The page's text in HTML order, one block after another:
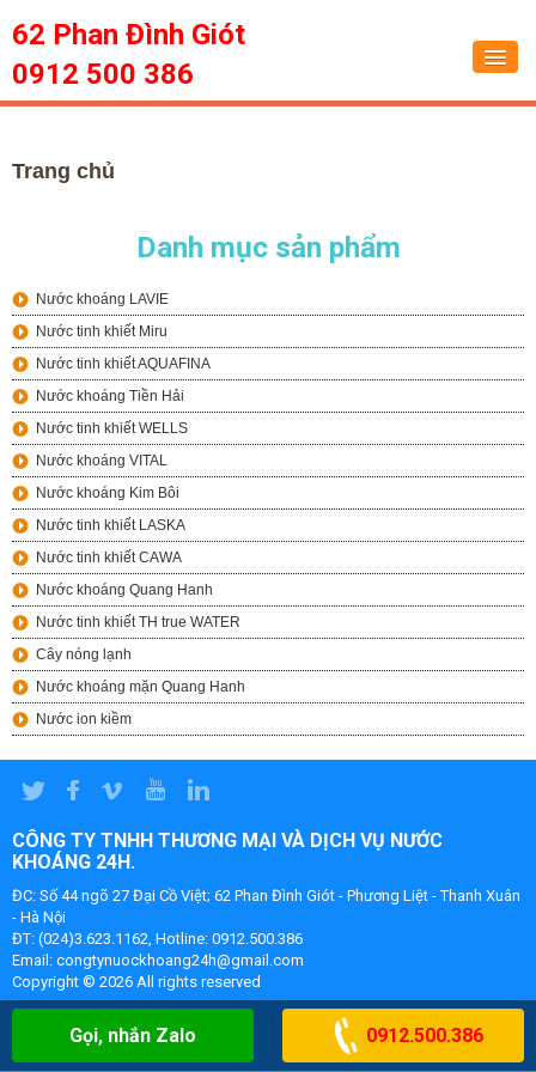
62 Phan Đình Giót
0912 500 386
Hỏi đáp
Trang chủ
Danh mục sản phẩm
Nước khoáng LAVIE
Nước tinh khiết Miru
Nước tinh khiết AQUAFINA
Nước khoáng Tiền Hải
Nước tinh khiết WELLS
Nước khoáng VITAL
Nước khoáng Kim Bôi
Nước tinh khiết LASKA
Nước tinh khiết CAWA
Nước khoáng Quang Hanh
Nước tinh khiết TH true WATER
Cây nóng lạnh
Nước khoáng mặn Quang Hanh
Nước ion kiềm
CÔNG TY TNHH THƯƠNG MẠI VÀ DỊCH VỤ NƯỚC
KHOÁNG 24H.
ĐC: Số 44 ngõ 27 Đại Cồ Việt; 62 Phan Đình Giót - Phương Liệt - Thanh Xuân
- Hà Nội
ĐT: (024)3.623.1162, Hotline: 0912.500.386
Email: congtynuockhoang24h@gmail.com
Copyright © 2026 All rights reserved
Gọi, nhắn Zalo 0912.500.386